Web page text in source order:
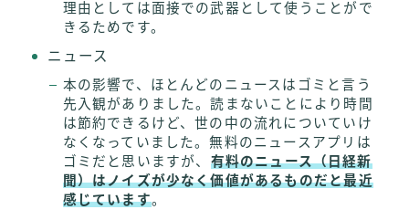
理由としては面接での武器として使うことがで
きるためです。
ニュース
本の影響で、ほとんどのニュースはゴミと言う
先入観がありました。読まないことにより時間
は節約できるけど、世の中の流れについていけ
なくなっていました。無料のニュースアプリは
ゴミだと思いますが、 有料のニュース（日経新
聞）はノイズが少なく価値があるものだと最近
感じています。